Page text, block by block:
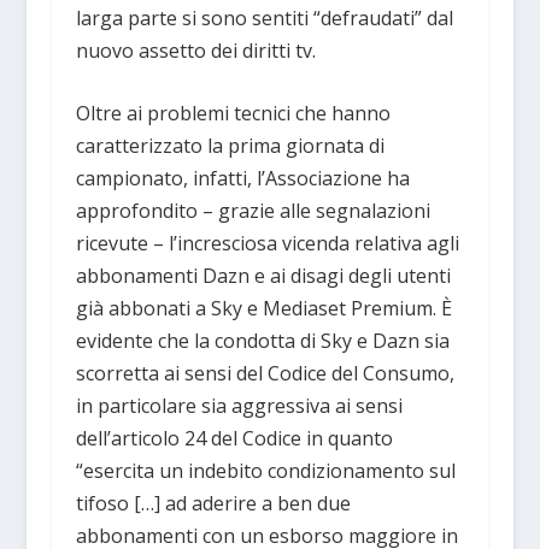
larga parte si sono sentiti “defraudati” dal
nuovo assetto dei diritti tv.
Oltre ai problemi tecnici che hanno
caratterizzato la prima giornata di
campionato, infatti, l’Associazione ha
approfondito – grazie alle segnalazioni
ricevute – l’incresciosa vicenda relativa agli
abbonamenti Dazn e ai disagi degli utenti
già abbonati a Sky e Mediaset Premium. È
evidente che la condotta di Sky e Dazn sia
scorretta ai sensi del Codice del Consumo,
in particolare sia aggressiva ai sensi
dell’articolo 24 del Codice in quanto
“esercita un indebito condizionamento sul
tifoso […] ad aderire a ben due
abbonamenti con un esborso maggiore in